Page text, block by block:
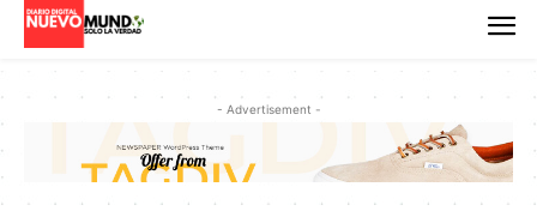
- Advertisement -